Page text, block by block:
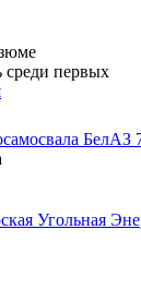
среди первых
БелАЗ
Угольная